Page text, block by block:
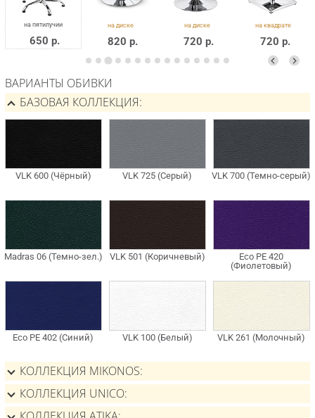
650 р. 820 р. 720 р. 720 р.
ВАРИАНТЫ ОБИВКИ
БАЗОВАЯ КОЛЛЕКЦИЯ
КОЛЛЕКЦИЯ MIKONOS
КОЛЛЕКЦИЯ UNICO